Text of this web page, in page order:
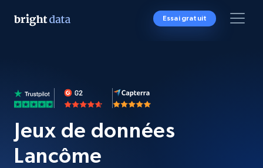
Essai gratuit
Jeux de données
Lancôme